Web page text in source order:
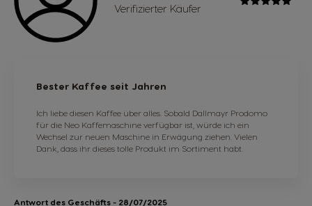
Verifizierter Käufer
Bester Kaffee seit Jahren
Ich liebe diesen Kaffee über alles. Sobald Dallmayr Prodomo
für die Neo Kaffemaschine verfügbar ist, würde ich ein
Wechsel zur neuen Maschine in Erwägung ziehen. Vielen
Dank, dass ihr dieses tolle Produkt im Sortiment habt.
Antwort des Geschäfts - 28/07/2025